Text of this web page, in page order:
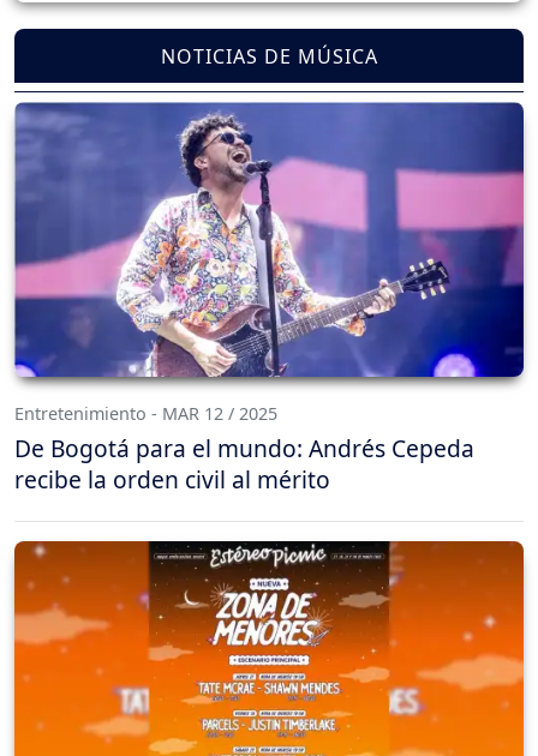
NOTICIAS DE MÚSICA
Entretenimiento - MAR 12 / 2025
De Bogotá para el mundo: Andrés Cepeda
recibe la orden civil al mérito